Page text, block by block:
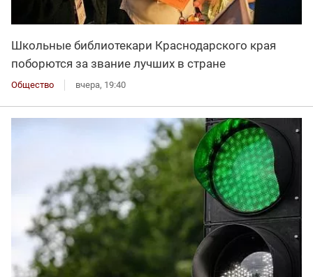
Школьные библиотекари Краснодарского края
поборются за звание лучших в стране
Общество вчера, 19:40